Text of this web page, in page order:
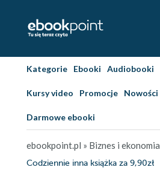
Kategorie Ebooki Audiobooki
Kursy video Promocje Nowości
Darmowe ebooki
ebookpoint.pl » Biznes i ekonomia
Codziennie inna książka za 9,90zł